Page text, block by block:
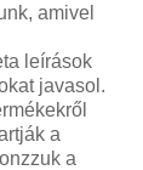
amivel
leírások
javasol.
a
a